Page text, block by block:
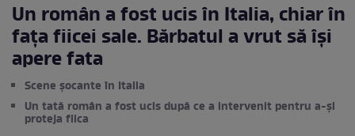
Un român a fost ucis în Italia, chiar în
fața fiicei sale. Bărbatul a vrut să își
apere fata
Scene șocante în Italia
Un tată român a fost ucis după ce a intervenit pentru a-și
proteja fiica